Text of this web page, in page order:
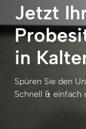
Jetzt
in
Spüren Sie den
Schnell & einfach